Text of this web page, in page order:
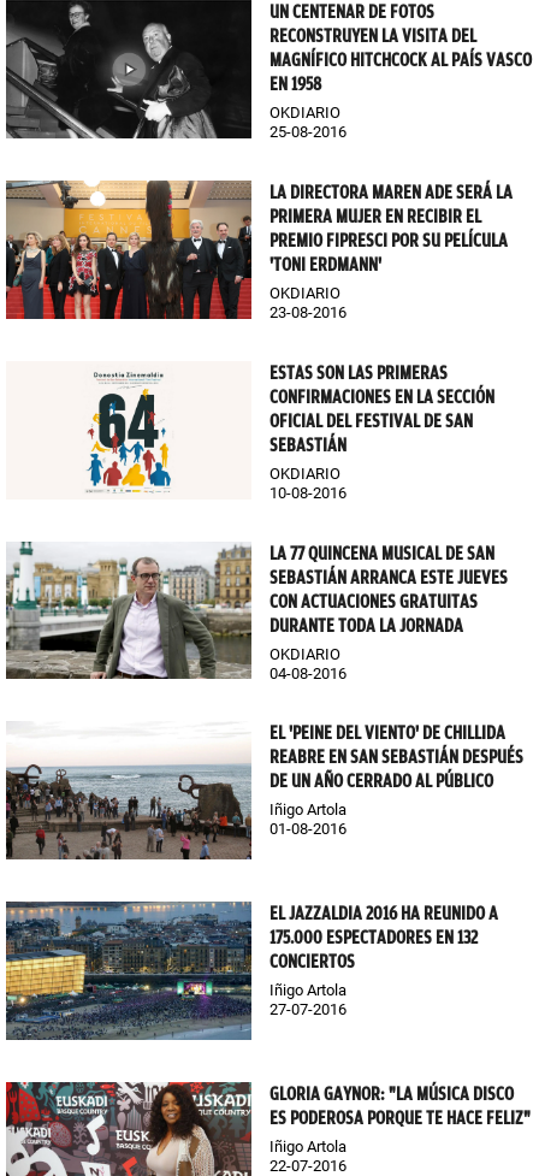
UN CENTENAR DE FOTOS
RECONSTRUYEN LA VISITA DEL
MAGNÍFICO HITCHCOCK AL PAÍS VASCO
EN 1958
OKDIARIO
25-08-2016
LA DIRECTORA MAREN ADE SERÁ LA
PRIMERA MUJER EN RECIBIR EL
PREMIO FIPRESCI POR SU PELÍCULA
'TONI ERDMANN'
OKDIARIO
23-08-2016
ESTAS SON LAS PRIMERAS
CONFIRMACIONES EN LA SECCIÓN
OFICIAL DEL FESTIVAL DE SAN
SEBASTIÁN
OKDIARIO
10-08-2016
LA 77 QUINCENA MUSICAL DE SAN
SEBASTIÁN ARRANCA ESTE JUEVES
CON ACTUACIONES GRATUITAS
DURANTE TODA LA JORNADA
OKDIARIO
04-08-2016
EL 'PEINE DEL VIENTO' DE CHILLIDA
REABRE EN SAN SEBASTIÁN DESPUÉS
DE UN AÑO CERRADO AL PÚBLICO
Iñigo Artola
01-08-2016
EL JAZZALDIA 2016 HA REUNIDO A
175.000 ESPECTADORES EN 132
CONCIERTOS
Iñigo Artola
27-07-2016
GLORIA GAYNOR: "LA MÚSICA DISCO
ES PODEROSA PORQUE TE HACE FELIZ"
Iñigo Artola
22-07-2016